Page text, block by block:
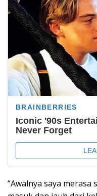
“Awalnya saya